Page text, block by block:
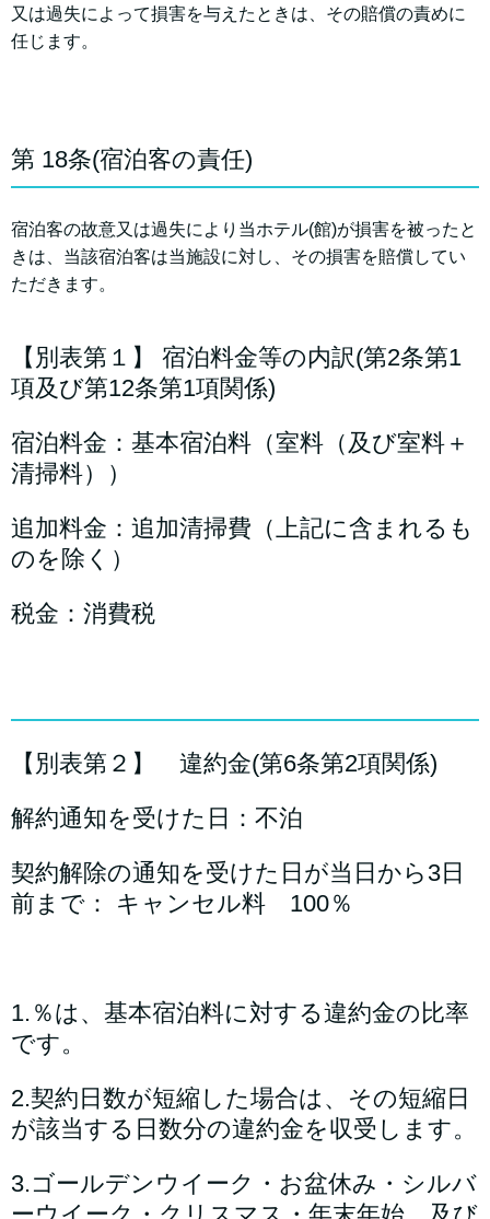
又は過失によって損害を与えたときは、その賠償の責めに
任じます。
第 18条(宿泊客の責任)
宿泊客の故意又は過失により当ホテル(館)が損害を被ったと
きは、当該宿泊客は当施設に対し、その損害を賠償してい
ただきます。
【別表第１】 宿泊料金等の内訳(第2条第1
項及び第12条第1項関係)
宿泊料金：基本宿泊料（室料（及び室料＋
清掃料））
追加料金：追加清掃費（上記に含まれるも
のを除く）
税金：消費税
【別表第２】 違約金(第6条第2項関係)
解約通知を受けた日：不泊
契約解除の通知を受けた日が当日から3日
前まで： キャンセル料 100％
1.％は、基本宿泊料に対する違約金の比率
です。
2.契約日数が短縮した場合は、その短縮日
が該当する日数分の違約金を収受します。
3.ゴールデンウイーク・お盆休み・シルバ